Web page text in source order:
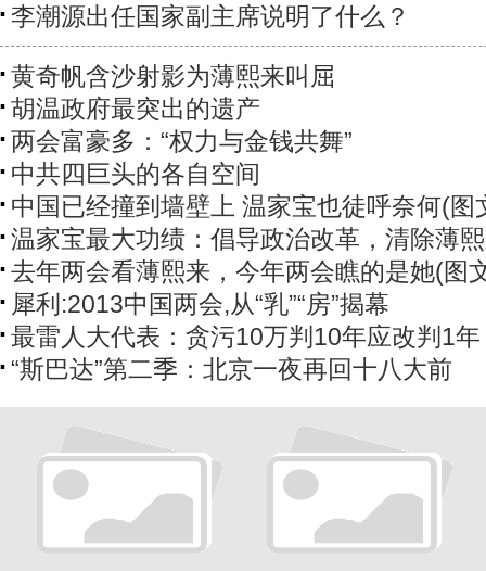
李潮源出任国家副主席说明了什么？
黄奇帆含沙射影为薄熙来叫屈
胡温政府最突出的遗产
两会富豪多：“权力与金钱共舞”
中共四巨头的各自空间
中国已经撞到墙壁上 温家宝也徒呼奈何(图
温家宝最大功绩：倡导政治改革，清除薄
去年两会看薄熙来，今年两会瞧的是她(图
犀利:2013中国两会,从“乳”“房”揭幕
最雷人大代表：贪污10万判10年应改判1年
“斯巴达”第二季：北京一夜再回十八大前